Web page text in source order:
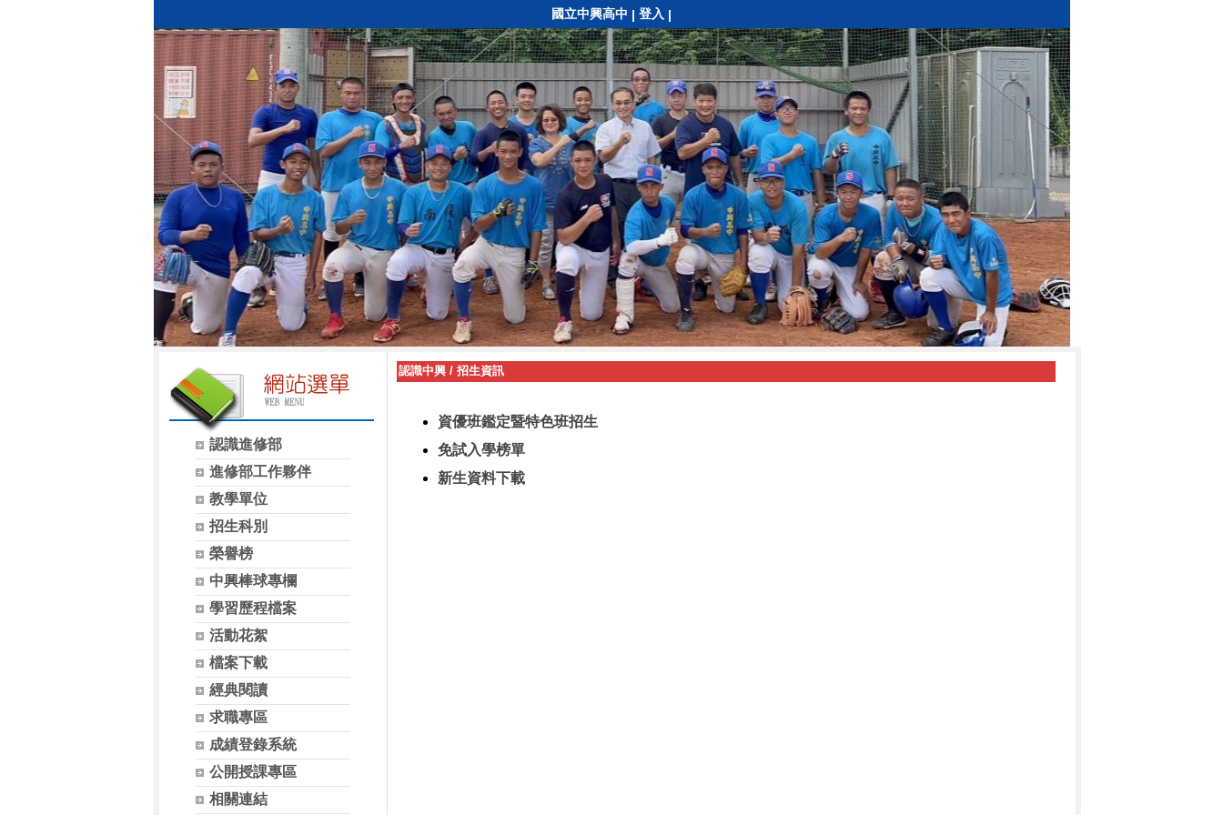
國立中興高中 | 登入 |
認識進修部
進修部工作夥伴
教學單位
招生科別
榮譽榜
中興棒球專欄
學習歷程檔案
活動花絮
檔案下載
經典閱讀
求職專區
成績登錄系統
公開授課專區
相關連結
認識中興/ 招生資訊
資優班鑑定暨特色班招生
免試入學榜單
新生資料下載